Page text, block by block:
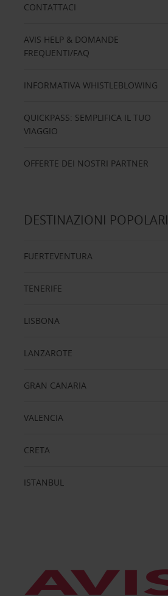
CONTATTACI
AVIS HELP & DOMANDE
FREQUENTI/FAQ
INFORMATIVA WHISTLEBLOWING
QUICKPASS: SEMPLIFICA IL TUO
VIAGGIO
OFFERTE DEI NOSTRI PARTNER
DESTINAZIONI POPOLARI
FUERTEVENTURA
TENERIFE
LISBONA
LANZAROTE
GRAN CANARIA
VALENCIA
CRETA
ISTANBUL